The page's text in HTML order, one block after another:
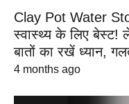
Clay Pot Water
स्वास्थ्य के लिए बेस्ट!
बातों का रखें ध्यान,
4 months ago